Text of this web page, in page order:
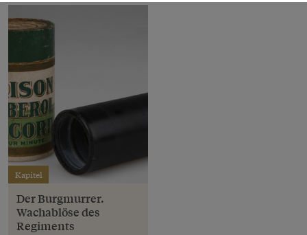
Kapitel
Der Burgmurrer.
Wachablöse des
Regiments